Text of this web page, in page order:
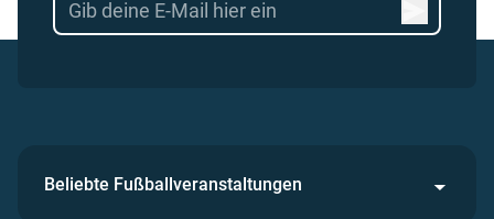
Beliebte Fußballveranstaltungen